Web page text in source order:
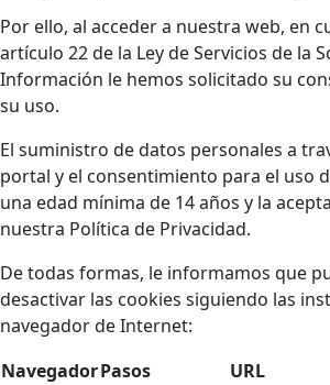
Por ello, al acceder a nuestra web, en
artículo 22 de la Ley de Servicios de la
Información le hemos solicitado su
su uso.
El suministro de datos personales a
portal y el consentimiento para el uso
una edad mínima de 14 años y la
nuestra Política de Privacidad.
De todas formas, le informamos que
desactivar las cookies siguiendo las
navegador de Internet:
NavegadorPasos URL